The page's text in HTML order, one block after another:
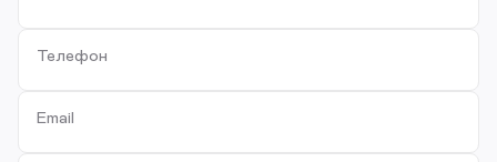
Телефон
Email